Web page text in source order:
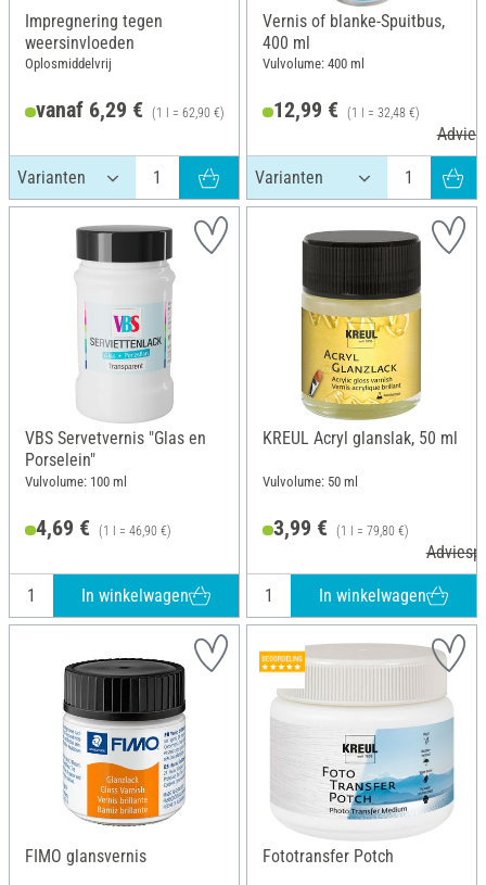
Impregnering tegen
weersinvloeden
Oplosmiddelvrij
vanaf 6,29 € (1 l = 62,90 €)
Vernis of blanke-Spuitbus,
400 ml
Vulvolume: 400 ml
12,99 € (1 l = 32,48 €)
VBS Servetvernis "Glas en
Porselein"
Vulvolume: 100 ml
4,69 € (1 l = 46,90 €)
In winkelwagen
KREUL Acryl glanslak, 50 ml
Vulvolume: 50 ml
3,99 € (1 l = 79,80 €)
In winkelwagen
FIMO glansvernis Fototransfer Potch